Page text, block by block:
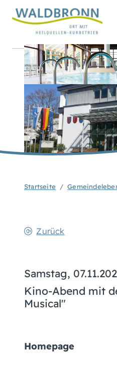
Startseite
Zurück
Samstag,
Kino-Abend mit
Musical"
Homepage